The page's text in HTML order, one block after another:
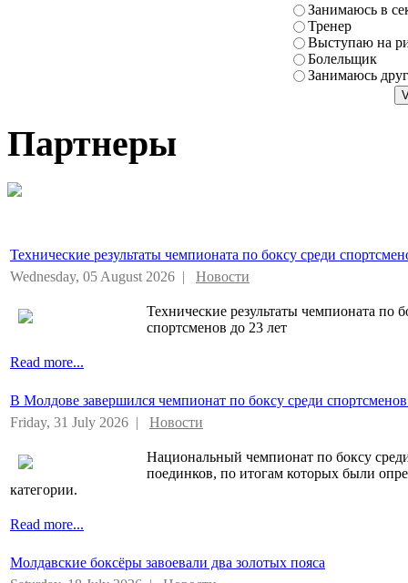
Занимаюсь в
Тренер
Выступаю на
Болельщик
Занимаюсь
Партнеры
Технические результаты чемпионата по боксу среди
Wednesday, 05 August 2026 | Новости
Технические результаты чемпионата по
спортсменов до 23 лет
Read more...
В Молдове завершился чемпионат по боксу среди
Friday, 31 July 2026 | Новости
Национальный чемпионат по боксу
поединков, по итогам которых были
категории.
Read more...
Молдавские боксёры завоевали два золотых пояса